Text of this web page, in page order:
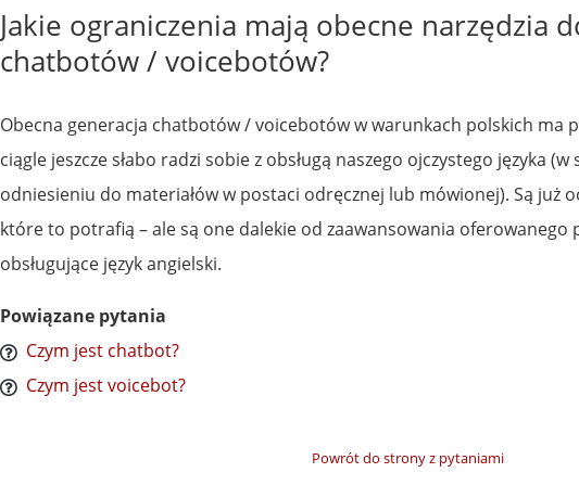
Jakie ograniczenia mają obecne narzędzia
chatbotów / voicebotów?
Obecna generacja chatbotów / voicebotów w warunkach polskich ma
ciągle jeszcze słabo radzi sobie z obsługą naszego ojczystego języka (w
odniesieniu do materiałów w postaci odręcznej lub mówionej). Są już
które to potrafią – ale są one dalekie od zaawansowania oferowanego
obsługujące język angielski.
Powiązane pytania
Czym jest chatbot?
Czym jest voicebot?
Powrót do strony z pytaniami